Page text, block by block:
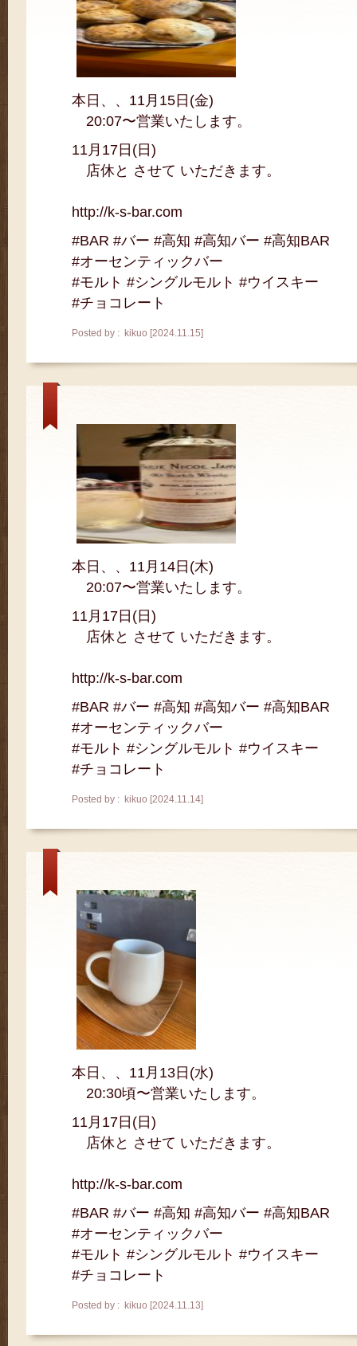
本日、、11月15日(金)
20:07〜営業いたします。
11月17日(日)
店休と させて いただきます。
http://k-s-bar.com
#BAR #バー #高知 #高知バー #高知BAR
#オーセンティックバー
#モルト #シングルモルト #ウイスキー
#チョコレート
Posted by : kikuo [2024.11.15]
本日、、11月14日(木)
20:07〜営業いたします。
11月17日(日)
店休と させて いただきます。
http://k-s-bar.com
#BAR #バー #高知 #高知バー #高知BAR
#オーセンティックバー
#モルト #シングルモルト #ウイスキー
#チョコレート
Posted by : kikuo [2024.11.14]
本日、、11月13日(水)
20:30頃〜営業いたします。
11月17日(日)
店休と させて いただきます。
http://k-s-bar.com
#BAR #バー #高知 #高知バー #高知BAR
#オーセンティックバー
#モルト #シングルモルト #ウイスキー
#チョコレート
Posted by : kikuo [2024.11.13]